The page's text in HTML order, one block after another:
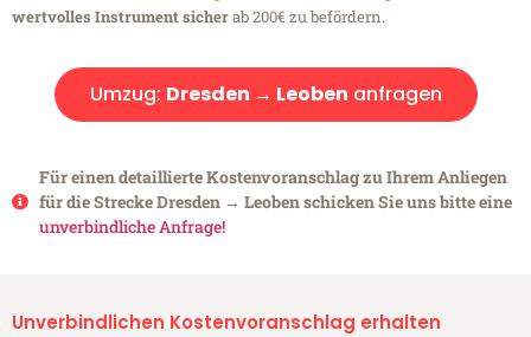
wertvolles Instrument sicherab 200€ zu befördern.
Umzug: Dresden → Leoben anfragen
Für einen detaillierte Kostenvoranschlag zu Ihrem Anliegen
für die Strecke Dresden → Leoben schicken Sie uns bitte eine
unverbindliche Anfrage!
Unverbindlichen Kostenvoranschlag erhalten